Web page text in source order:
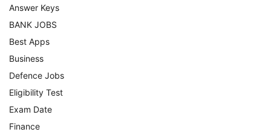
Answer Keys
BANK JOBS
Best Apps
Business
Defence Jobs
Eligibility Test
Exam Date
Finance